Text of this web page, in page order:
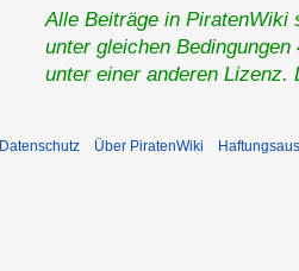
Alle Beiträge in PiratenWiki
unter gleichen
unter einer anderen
Datenschutz Über PiratenWiki